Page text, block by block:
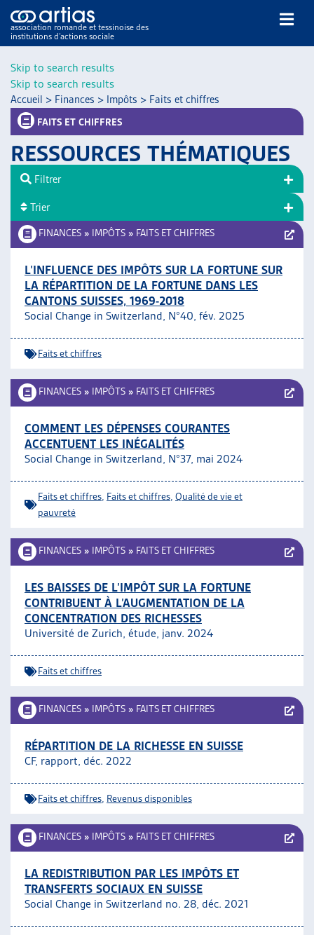
Skip to search results
Skip to search results
association romande et tessinoise des
institutions d’actions sociale
NOS PUBLICATIONS
DOSSIERS DU MOIS
VEILLE
RESSOURCES
THÉMATIQUES
GUIDE SOCIAL ROMAND
AUTRES
PROJETS ET ACTIVITÉS
JOURNÉES D’AUTOMNE
Accueil > Finances > Impôts > Faits et chiffres
FAITS ET CHIFFRES
RESSOURCES THÉMATIQUES
FINANCES » IMPÔTS » FAITS ET CHIFFRES
L’INFLUENCE DES IMPÔTS SUR LA FORTUNE SUR
LA RÉPARTITION DE LA FORTUNE DANS LES
CANTONS SUISSES, 1969-2018
Social Change in Switzerland, N°40, fév. 2025
Faits et chiffres
FINANCES » IMPÔTS » FAITS ET CHIFFRES
COMMENT LES DÉPENSES COURANTES
ACCENTUENT LES INÉGALITÉS
Social Change in Switzerland, N°37, mai 2024
Faits et chiffres Faits et chiffres Qualité de vie et
pauvreté
FINANCES » IMPÔTS » FAITS ET CHIFFRES
LES BAISSES DE L’IMPÔT SUR LA FORTUNE
CONTRIBUENT À L’AUGMENTATION DE LA
CONCENTRATION DES RICHESSES
Université de Zurich, étude, janv. 2024
Faits et chiffres
FINANCES » IMPÔTS » FAITS ET CHIFFRES
RÉPARTITION DE LA RICHESSE EN SUISSE
CF, rapport, déc. 2022
Faits et chiffres Revenus disponibles
FINANCES » IMPÔTS » FAITS ET CHIFFRES
LA REDISTRIBUTION PAR LES IMPÔTS ET
TRANSFERTS SOCIAUX EN SUISSE
Social Change in Switzerland no. 28, déc. 2021
Filtrer
Trier